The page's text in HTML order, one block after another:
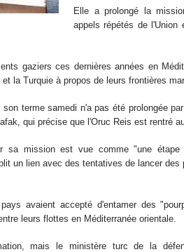
Elle a prolongé la
appels répétés de l'Union
gaziers ces dernières années en
la Turquie à propos de leurs frontières
terme samedi n'a pas été prolongée
qui précise que l'Oruc Reis est rentré
sa mission est vue comme "une
un lien avec des tentatives de lancer des
avaient accepté d'entamer des
leurs flottes en Méditerranée orientale.
mais le ministère turc de la